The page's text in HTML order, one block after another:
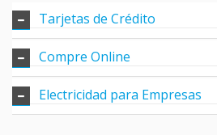
Tarjetas de Crédito
Compre Online
Electricidad para Empresas